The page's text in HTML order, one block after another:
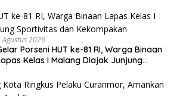
Agustus 2026
Porseni HUT ke-81 RI, Warga Binaan
Kelas I Malang Diajak Junjung